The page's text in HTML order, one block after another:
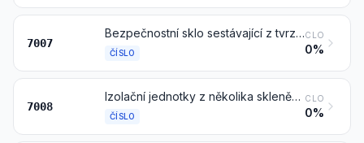
7007
Bezpečnostní sklo sestávající z tvrzeného nebo vrstveného skla
ČÍSLO
CLO
0%
7008
Izolační jednotky z několika skleněných tabulí
ČÍSLO
CLO
0%